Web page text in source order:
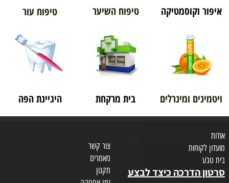
איפור וקוסמטיקה טיפוח השיער טיפוח עור
ויטמינים ומינרלים בית מרקחת היגיינת הפה
אודות
מועדון לקוחות
בית טבע
סרטון הדרכה כיצד לבצע
צור קשר
מאמרים
תקנון